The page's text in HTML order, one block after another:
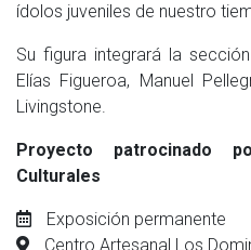
ídolos juveniles de nuestro
Su figura integrará la
Elías Figueroa, Manuel
Livingstone.
Proyecto patrocinado
Culturales
Exposición permanente
Centro Artesanal Los